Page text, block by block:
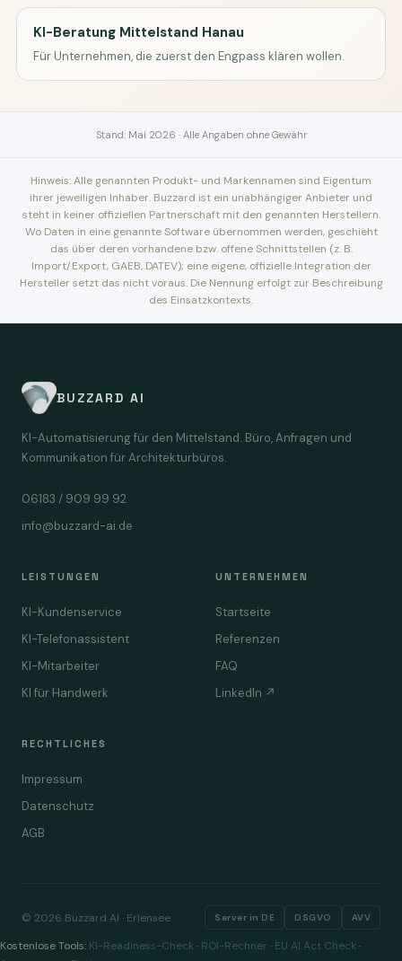
KI-Beratung Mittelstand Hanau
Für Unternehmen, die zuerst den Engpass klären wollen.
Stand: Mai 2026 · Alle Angaben ohne Gewähr
Hinweis: Alle genannten Produkt- und Markennamen sind Eigentum
ihrer jeweiligen Inhaber. Buzzard ist ein unabhängiger Anbieter und
steht in keiner offiziellen Partnerschaft mit den genannten Herstellern.
Wo Daten in eine genannte Software übernommen werden, geschieht
das über deren vorhandene bzw. offene Schnittstellen (z. B.
Import/Export, GAEB, DATEV); eine eigene, offizielle Integration der
Hersteller setzt das nicht voraus. Die Nennung erfolgt zur Beschreibung
des Einsatzkontexts.
BUZZARD AI
KI-Automatisierung für den Mittelstand. Büro, Anfragen und
Kommunikation für Architekturbüros.
06183 / 909 99 92
info@buzzard-ai.de
LEISTUNGEN
KI-Kundenservice
KI-Telefonassistent
KI-Mitarbeiter
KI für Handwerk
UNTERNEHMEN
Startseite
Referenzen
FAQ
LinkedIn ↗
RECHTLICHES
Impressum
Datenschutz
AGB
© 2026 Buzzard AI · Erlensee Server in DE DSGVO AVV
Kostenlose Tools: KI-Readiness-Check· ROI-Rechner · EU AI Act Check·